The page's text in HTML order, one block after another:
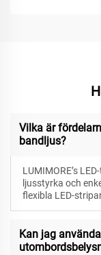
Vilka är
bandljus?
LUMIMORE’s
ljusstyrka och
flexibla LED-
Kan jag